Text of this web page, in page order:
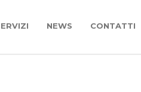
NEWS CONTATTI